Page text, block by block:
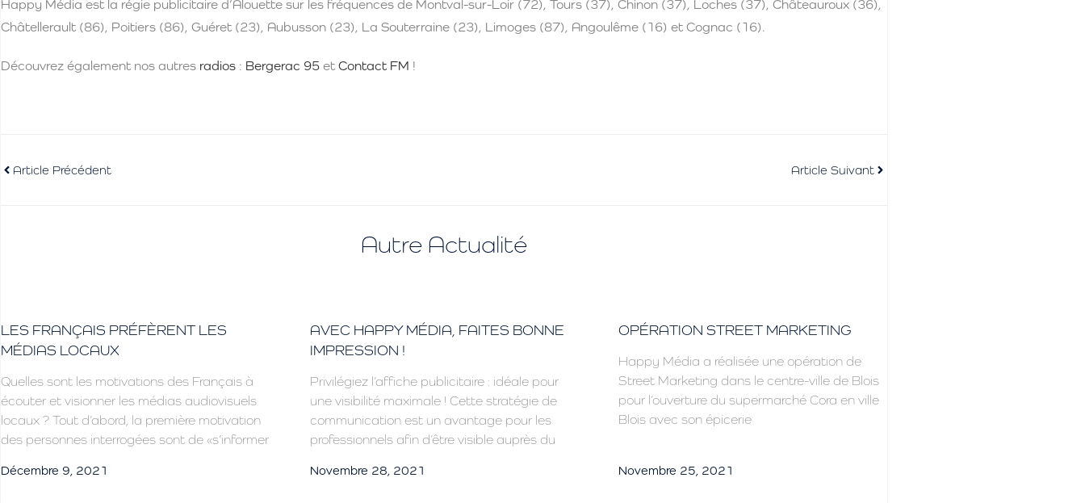
Happy Média est la régie publicitaire d’Alouette sur les fréquences de Montval-sur-Loir (72), Tours (37), Chinon (37), Loches (37), Châteauroux (36),
Châtellerault (86), Poitiers (86), Guéret (23), Aubusson (23), La Souterraine (23), Limoges (87), Angoulême (16) et Cognac (16).
Découvrez également nos autres radios : Bergerac 95 et Contact FM !
Article Précédent Article Suivant
Autre Actualité
LES FRANÇAIS PRÉFÈRENT LES
MÉDIAS LOCAUX
Quelles sont les motivations des Français à
écouter et visionner les médias audiovisuels
locaux ? Tout d’abord, la première motivation
des personnes interrogées sont de «s’informer
Décembre 9, 2021
AVEC HAPPY MÉDIA, FAITES BONNE
IMPRESSION !
Privilégiez l’affiche publicitaire : idéale pour
une visibilité maximale ! Cette stratégie de
communication est un avantage pour les
professionnels afin d’être visible auprès du
Novembre 28, 2021
OPÉRATION STREET MARKETING
Happy Média a réalisée une opération de
Street Marketing dans le centre-ville de Blois
pour l’ouverture du supermarché Cora en ville
Blois avec son épicerie
Novembre 25, 2021